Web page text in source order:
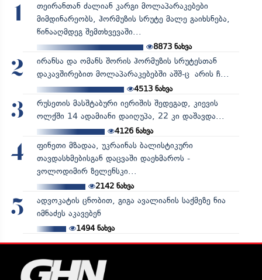
1
თეირანთან ძალიან კარგი მოლაპარაკებები
მიმდინარეობს, ჰორმუზის სრუტე მალე გაიხსნება,
წინააღმდეგ შემთხვევაში...
8873 ნახვა
2
ირანსა და ომანს შორის ჰორმუზის სრუტესთან
დაკავშირებით მოლაპარაკებებში აშშ-ც არის ჩ...
4513ნახვა
3
რუსეთის მასშტაბური იერიშის შედეგად, კიევის
ოლქში 14 ადამიანი დაიღუპა, 22 კი დაშავდა...
4126ნახვა
4
ფინეთი მზადაა, უკრაინას ბალისტიკური
თავდასხმებისგან დაცვაში დაეხმაროს -
ვოლოდიმირ ზელენსკი...
2142ნახვა
5
ადვოკატის ცნობით, გიგა ავალიანის საქმეზე ნია
იმნაძეს აკავებენ
1494ნახვა